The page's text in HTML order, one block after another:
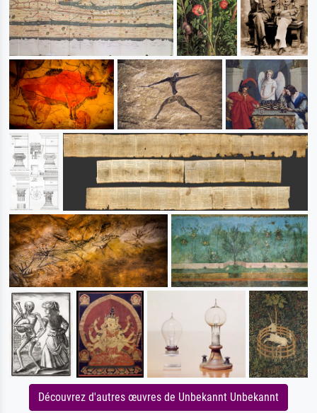
Découvrez d'autres œuvres de Unbekannt Unbekannt